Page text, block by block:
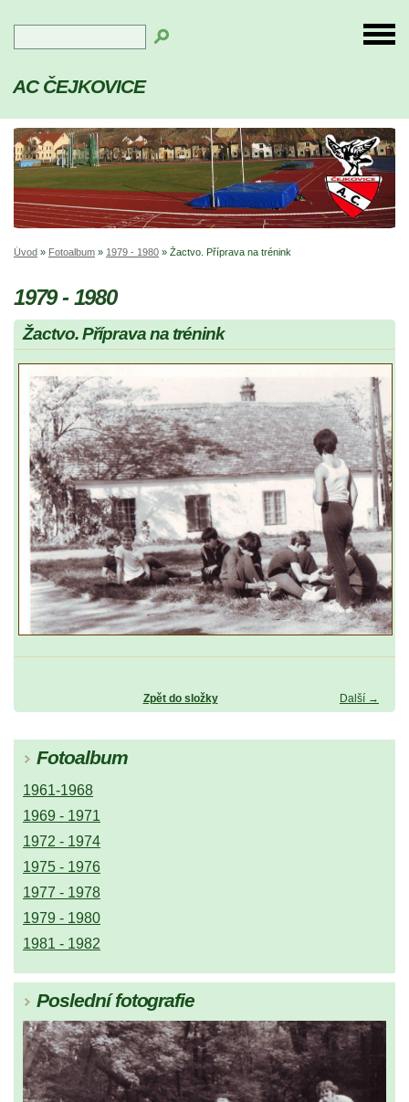
AC ČEJKOVICE
Úvod » Fotoalbum » 1979 - 1980 » Žactvo. Příprava na trénink
1979 - 1980
Žactvo. Příprava na trénink
Další →
Zpět do složky
Fotoalbum
1961-1968
1969 - 1971
1972 - 1974
1975 - 1976
1977 - 1978
1979 - 1980
1981 - 1982
Poslední fotografie